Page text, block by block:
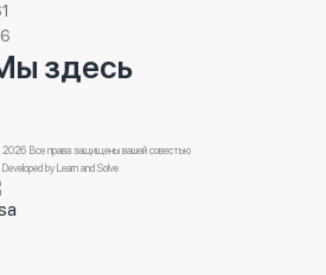
здесь
Все права защищены вашей совестью
Developed byLearn and Solve